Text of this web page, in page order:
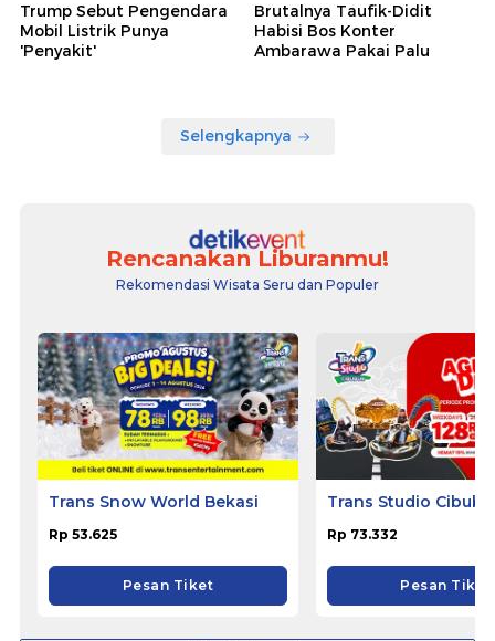
Trump Sebut Pengendara
Mobil Listrik Punya
'Penyakit'
Brutalnya Taufik-Didit
Habisi Bos Konter
Ambarawa Pakai Palu
Selengkapnya
Rencanakan Liburanmu!
Rekomendasi Wisata Seru dan Populer
Trans Snow World Bekasi
Rp 53.625
Pesan Tiket
Trans Studio
Rp 73.332
Pesan Tiket